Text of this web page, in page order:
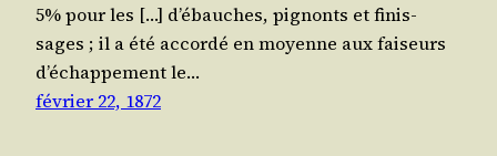
5% pour les […] d’é­bauches, pignonts et finis­
sages ; il a été accor­dé en moyenne aux fai­seurs
d’é­chap­pe­ment le…
février 22, 1872